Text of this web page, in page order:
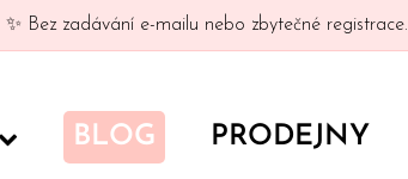
✨ Bez zadávání e-mailu nebo zbytečné registrace.
BLOG PRODEJNY